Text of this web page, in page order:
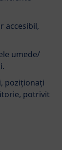
accesibil,
umede/
poziționați
potrivit